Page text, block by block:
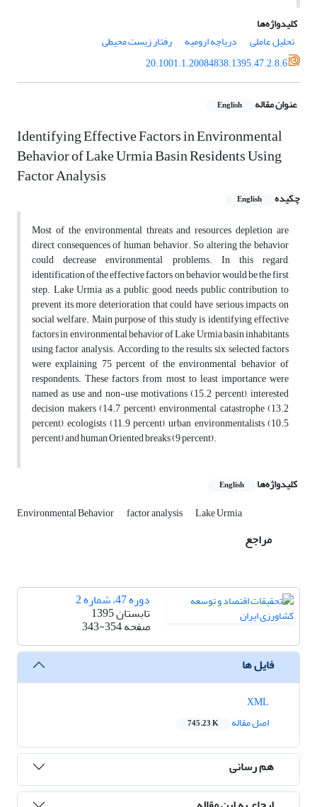
کلیدواژه‌ها
تحلیل عاملی
دریاچه ارومیه
رفتار زیست محیطی
20.1001.1.20084838.1395.47.2.8.6
عنوان مقاله English
Identifying Effective Factors in Environmental
Behavior of Lake Urmia Basin Residents Using
Factor Analysis
چکیده English
Most of the environmental threats and resources depletion are
direct consequences of human behavior. So altering the behavior
could decrease environmental problems. In this regard,
identification of the effective factors on behavior would be the first
step. Lake Urmia as a public good, needs public contribution to
prevent its more deterioration that could have serious impacts on
social welfare. Main purpose of this study is identifying effective
factors in environmental behavior of Lake Urmia basin inhabitants
using factor analysis. According to the results, six selected factors
were explaining 75 percent of the environmental behavior of
respondents. These factors from most to least importance were
named as use and non-use motivations (15.2 percent), interested
decision makers (14.7 percent), environmental catastrophe (13.2
percent), ecologists (11.9 percent), urban environmentalists (10.5
percent) and human Oriented breaks (9 percent).
کلیدواژه‌ها English
Environmental Behavior factor analysis Lake Urmia
مراجع
دوره 47، شماره 2
تابستان 1395
صفحه343-354
فایل ها
اصل مقاله
745.23 K
هم رسانی